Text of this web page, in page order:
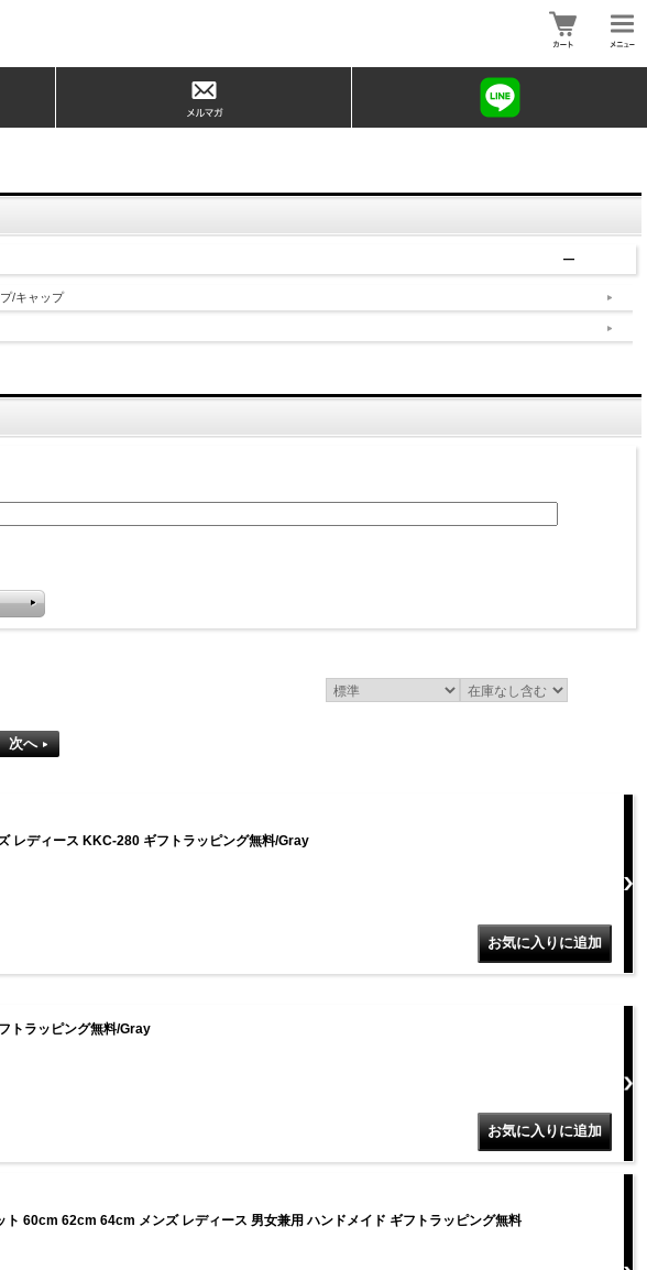
/キャップ
次へ
レディース KKC-280 ギフトラッピング無料/Gray
トラッピング無料/Gray
60cm 62cm 64cm メンズ レディース 男女兼用 ハンドメイド ギフトラッピング無料